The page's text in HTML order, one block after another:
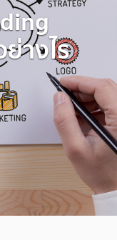
างไร